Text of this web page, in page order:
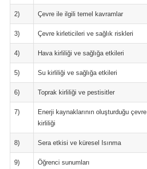
2) Çevre ile ilgili temel kavramlar
3) Çevre kirleticileri ve sağlık riskleri
4) Hava kirliliği ve sağlığa etkileri
5) Su kirliliği ve sağlığa etkileri
6) Toprak kirliliği ve pestisitler
7)
Enerji kaynaklarının oluşturduğu çevre
kirliliği
8) Sera etkisi ve küresel Isınma
9) Öğrenci sunumları